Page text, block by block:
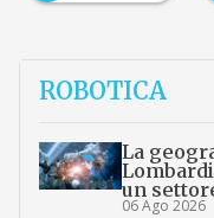
ROBOTICA
La
un
06 Ago 2026